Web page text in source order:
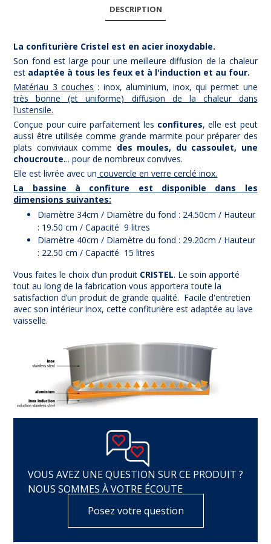
DESCRIPTION
La confiturière Cristel est en acier inoxydable.
Son fond est large pour une meilleure diffusion de la chaleur
est adaptée à tous les feux et à l'induction et au four.
Matériau 3 couches : inox, aluminium, inox, qui permet une
très bonne (et uniforme) diffusion de la chaleur dans
l'ustensile.
Conçue pour cuire parfaitement les confitures, elle est peut
aussi être utilisée comme grande marmite pour préparer des
plats conviviaux comme des moules, du cassoulet, une
choucroute... pour de nombreux convives.
Elle est livrée avec un couvercle en verre cerclé inox.
La bassine à confiture est disponible dans les
dimensions suivantes:
Diamètre 34cm / Diamètre du fond : 24.50cm / Hauteur
: 19.50 cm / Capacité 9 litres
Diamètre 40cm / Diamètre du fond : 29.20cm / Hauteur
: 22.50 cm / Capacité 15 litres
Vous faites le choix d’un produit CRISTEL. Le soin apporté
tout au long de la fabrication vous apportera toute la
satisfaction d’un produit de grande qualité. Facile d'entretien
avec son intérieur inox, cette confiturière est adaptée au lave
vaisselle.
VOUS AVEZ UNE QUESTION SUR CE PRODUIT ?
NOUS SOMMES À VOTRE ÉCOUTE
Posez votre question